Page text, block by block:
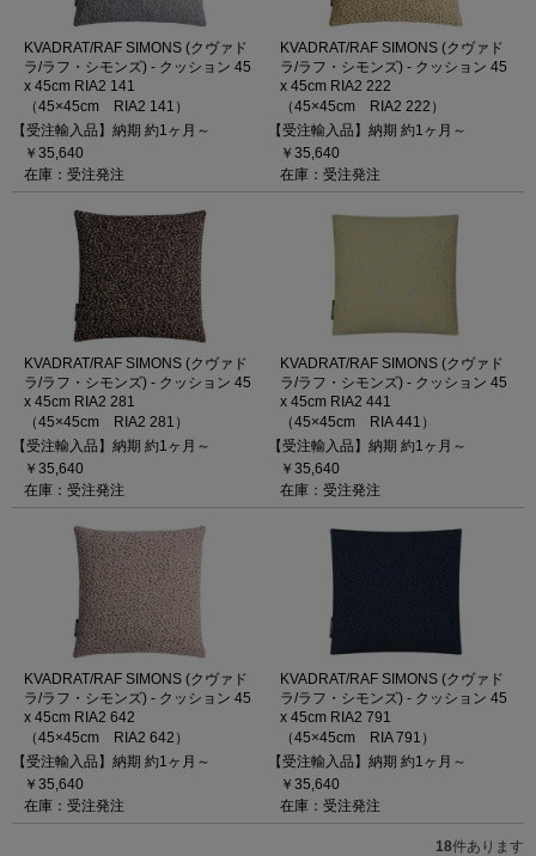
KVADRAT/RAF SIMONS (クヴァド
ラ/ラフ・シモンズ) - クッション 45
x 45cm RIA2 141
（45×45cm RIA2 141）
【受注輸入品】納期 約1ヶ月～
￥35,640
在庫：受注発注
KVADRAT/RAF SIMONS (クヴァド
ラ/ラフ・シモンズ) - クッション 45
x 45cm RIA2 222
（45×45cm RIA2 222）
【受注輸入品】納期 約1ヶ月～
￥35,640
在庫：受注発注
KVADRAT/RAF SIMONS (クヴァド
ラ/ラフ・シモンズ) - クッション 45
x 45cm RIA2 281
（45×45cm RIA2 281）
【受注輸入品】納期 約1ヶ月～
￥35,640
在庫：受注発注
KVADRAT/RAF SIMONS (クヴァド
ラ/ラフ・シモンズ) - クッション 45
x 45cm RIA2 441
（45×45cm RIA 441）
【受注輸入品】納期 約1ヶ月～
￥35,640
在庫：受注発注
KVADRAT/RAF SIMONS (クヴァド
ラ/ラフ・シモンズ) - クッション 45
x 45cm RIA2 642
（45×45cm RIA2 642）
【受注輸入品】納期 約1ヶ月～
￥35,640
在庫：受注発注
KVADRAT/RAF SIMONS (クヴァド
ラ/ラフ・シモンズ) - クッション 45
x 45cm RIA2 791
（45×45cm RIA 791）
【受注輸入品】納期 約1ヶ月～
￥35,640
在庫：受注発注
18件あります